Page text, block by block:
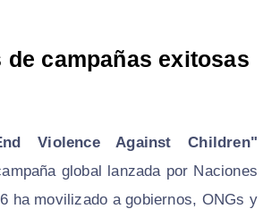
de campañas exitosas
Violence Against Children"
global lanzada por Naciones
ha movilizado a gobiernos, ONGs y